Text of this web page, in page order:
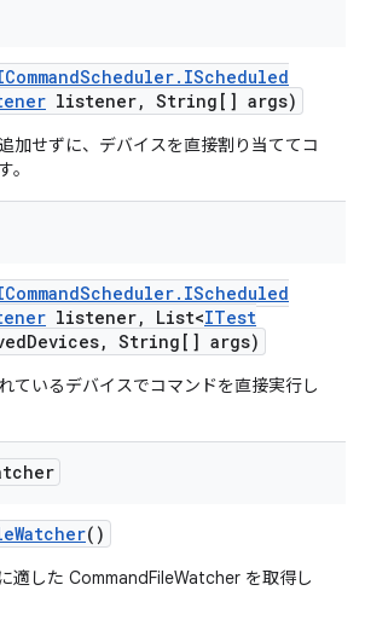
Scheduler. IScheduled
listener, String[] args)
加せずに、デバイスを直接割り当ててコ
。
Scheduler. IScheduled
listener, List<ITest
Devices, String[] args)
ているデバイスでコマンドを直接実行し
Watcher()
適した CommandFileWatcher を取得し